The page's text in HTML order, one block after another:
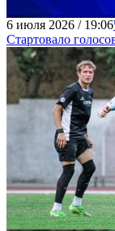
6 июля 2026 / 19:06
Стартовало